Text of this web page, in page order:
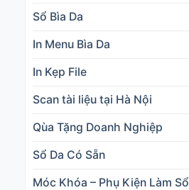
Sổ Bìa Da
In Menu Bìa Da
In Kẹp File
Scan tài liệu tại Hà Nội
Qùa Tặng Doanh Nghiệp
Sổ Da Có Sẵn
Móc Khóa – Phụ Kiện Làm Sổ